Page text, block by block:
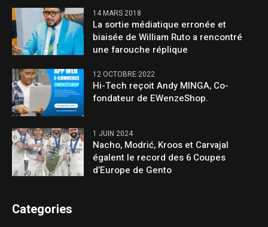
14 MARS 2018
La sortie médiatique erronée et
biaisée de William Ruto a rencontré
une farouche réplique
12 OCTOBRE 2022
Hi-Tech reçoit Andy MINGA, Co-
fondateur de EWenzeShop.
1 JUIN 2024
Nacho, Modrić, Kroos et Carvajal
égalent le record des 6 Coupes
d’Europe de Gento
Categories